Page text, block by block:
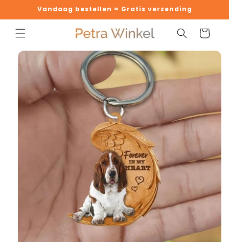
naar de
content
Vandaag bestellen = Gratis verzending
direct naar